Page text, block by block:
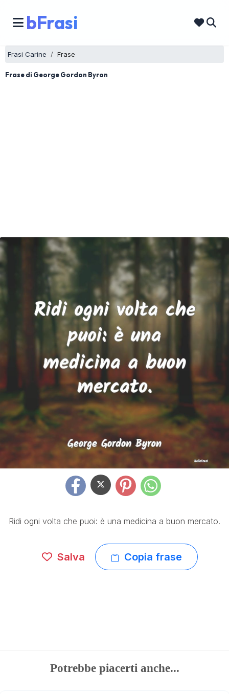
bFrasi
Frasi Carine Frase
Frase di George Gordon Byron
Ridi ogni volta che puoi: è una medicina a buon mercato.
Salva Copia frase
Potrebbe piacerti anche...